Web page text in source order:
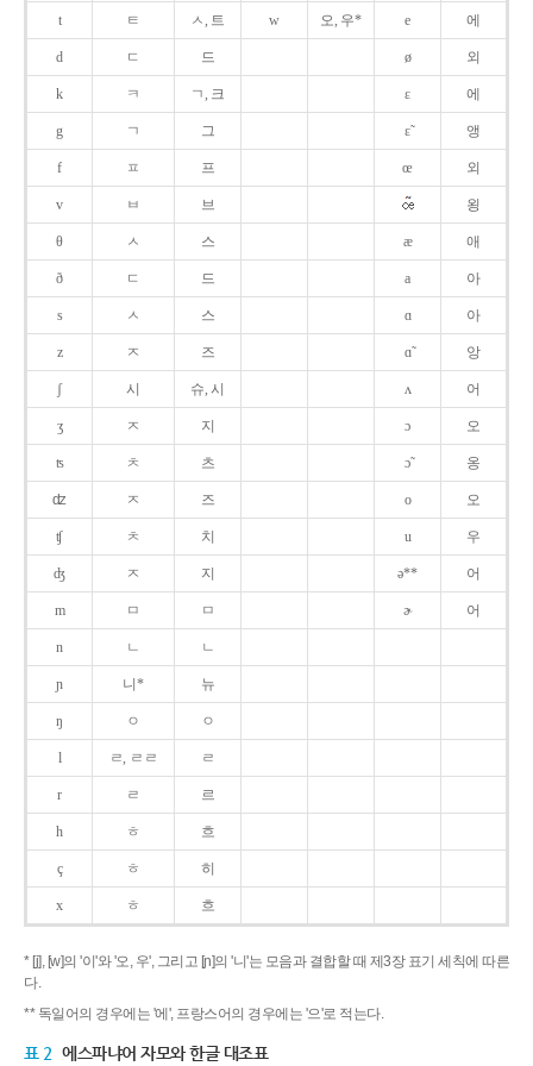
t ㅌ ㅅ, 트 w 오, 우* e 에
d ㄷ 드 ø 외
k ㅋ ㄱ, 크 ɛ 에
g ㄱ 그 ɛ̃ 앵
f ㅍ 프 œ 외
v ㅂ 브 욍
θ ㅅ 스 æ 애
ð ㄷ 드 a 아
s ㅅ 스 ɑ 아
z ㅈ 즈 ɑ̃ 앙
ʃ 시 슈, 시 ʌ 어
ʒ ㅈ 지 ɔ 오
ʦ ㅊ 츠 ɔ̃ 옹
ʣ ㅈ 즈 o 오
ʧ ㅊ 치 u 우
ʤ ㅈ 지 ə** 어
m ㅁ ㅁ ɚ 어
n ㄴ ㄴ
ɲ 니* 뉴
ŋ ㅇ ㅇ
l ㄹ, ㄹㄹ ㄹ
r ㄹ 르
h ㅎ 흐
ç ㅎ 히
x ㅎ 흐
* [j], [w]의 '이'와 '오, 우', 그리고 [ɲ]의 '니'는 모음과 결합할 때 제3장 표기 세칙에 따른
다.
** 독일어의 경우에는 '에', 프랑스어의 경우에는 '으'로 적는다.
표 2 에스파냐어 자모와 한글 대조표